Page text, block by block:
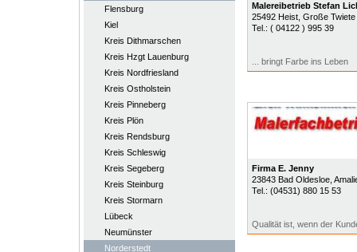
Flensburg
Kiel
Kreis Dithmarschen
Kreis Hzgt Lauenburg
Kreis Nordfriesland
Kreis Ostholstein
Kreis Pinneberg
Kreis Plön
Kreis Rendsburg
Kreis Schleswig
Kreis Segeberg
Kreis Steinburg
Kreis Stormarn
Lübeck
Neumünster
Norderstedt
Malereibetrieb Stefan
25492 Heist, Große Twiete
Tel.: ( 04122 ) 995 39
... bringt Farbe ins Leben
Firma E. Jenny
23843 Bad Oldesloe,
Tel.: (04531) 880 15 53
Qualität ist, wenn der